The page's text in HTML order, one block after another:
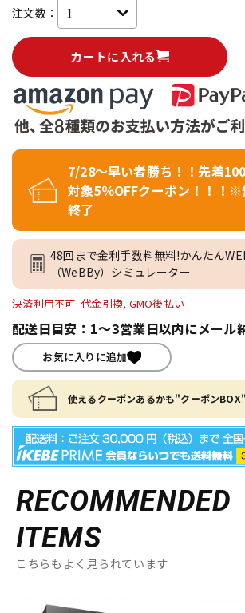
注文数：
カートに入れる
7/28～早い者勝ち！！先着
対象5％OFFクーポン！！！
終了
48回まで金利手数料無料!かんたん
（WeBBy）シミュレーター
決済利用不可: 代金引換, GMO後払い
配送日目安：1～3営業日以内にメール
お気に入りに追加
使えるクーポンあるかも"クーポン
RECOMMENDED
ITEMS
こちらもよく見られています